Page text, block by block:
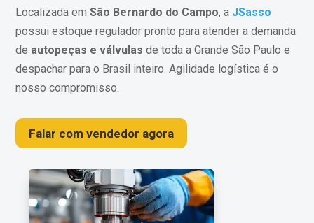
Localizada emSão Bernardo do Campo, a JSasso
possui estoque regulador pronto para atender a demanda
de autopeças e válvulas de toda a Grande São Paulo e
despachar para o Brasil inteiro. Agilidade logística é o
nosso compromisso.
Falar com vendedor agora